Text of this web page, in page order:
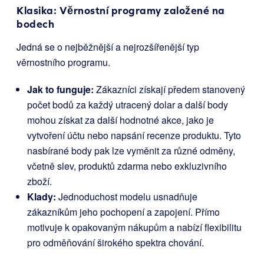
Klasika: Věrnostní programy založené na
bodech
Jedná se o nejběžnější a nejrozšířenější typ
věrnostního programu.
Jak to funguje: Zákazníci získají předem stanovený
počet bodů za každý utracený dolar a další body
mohou získat za další hodnotné akce, jako je
vytvoření účtu nebo napsání recenze produktu. Tyto
nasbírané body pak lze vyměnit za různé odměny,
včetně slev, produktů zdarma nebo exkluzivního
zboží.
Klady: Jednoduchost modelu usnadňuje
zákazníkům jeho pochopení a zapojení. Přímo
motivuje k opakovaným nákupům a nabízí flexibilitu
pro odměňování širokého spektra chování.